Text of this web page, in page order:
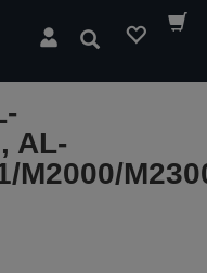
Zoeken
AL-
M2000/